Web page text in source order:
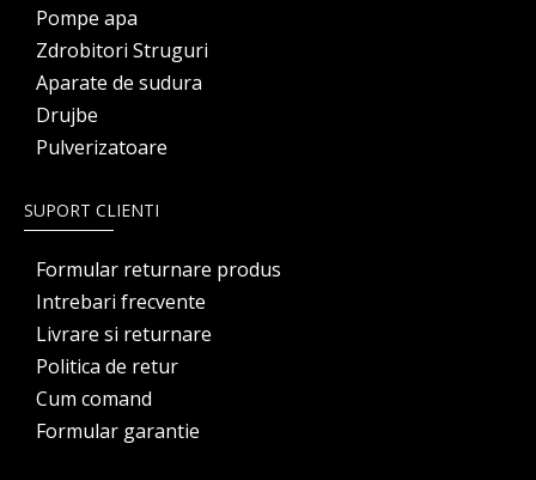
Pompe apa
Zdrobitori Struguri
Aparate de sudura
Drujbe
Pulverizatoare
SUPORT CLIENTI
Formular returnare produs
Intrebari frecvente
Livrare si returnare
Politica de retur
Cum comand
Formular garantie